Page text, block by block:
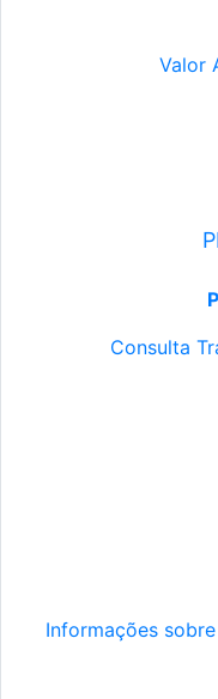
Valor
Consulta
Informações